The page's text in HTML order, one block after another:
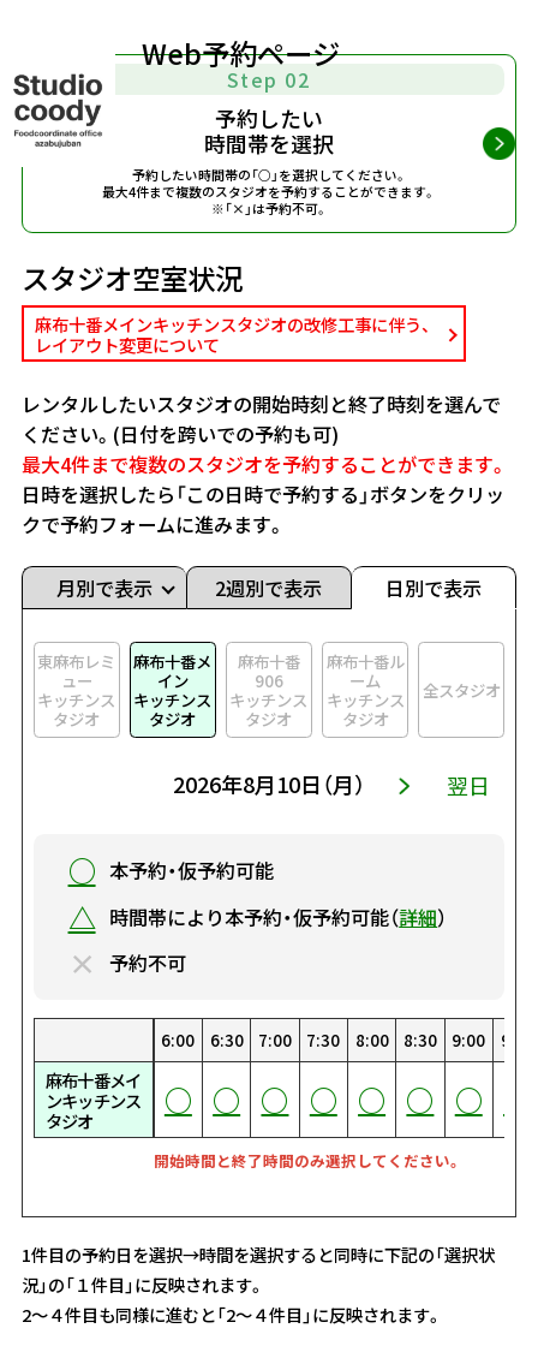
Web予約ページ
Step 02
予約したい
時間帯を選択
予約したい時間帯の「○」を選択してください。
最大4件まで複数のスタジオを予約することができます。
※「×」は予約不可。
スタジオ空室状況
麻布十番メインキッチンスタジオの改修工事に伴う、
レイアウト変更について
レンタルしたいスタジオの開始時刻と終了時刻を選んで
ください。(日付を跨いでの予約も可)
最大4件まで複数のスタジオを予約することができます。
日時を選択したら「この日時で予約する」ボタンをクリッ
クで予約フォームに進みます。
月別で表示 2週別で表示 日別で表示
東麻布レミ
ュー
キッチンス
タジオ
麻布十番メ
イン
キッチンス
タジオ
麻布十番
906
キッチンス
タジオ
麻布十番ル
ーム
キッチンス
タジオ
全スタジオ
2026年8月10日（月） 翌日
○ 本予約・仮予約可能
△ 時間帯により本予約・仮予約可能（詳細）
× 予約不可
麻布十番メイ
ンキッチンス
タジオ
○ ○ ○
6:00
○
6:30
○
7:00
○
7:30
○
8:00
○
8:30
○
9:00
○
9:30
○ ○ ○
2:30
○
3:00
○
3:30
○
4:00
○
4:30
○
5:00
○
5:30
○
0:00
○
0:30
○
1:00
○
1:30
○
2:00
○
開始時間と終了時間のみ選択してください。
1件目の予約日を選択→時間を選択すると同時に下記の「選択状
況」の「１件目」に反映されます。
2～４件目も同様に進むと「2～４件目」に反映されます。